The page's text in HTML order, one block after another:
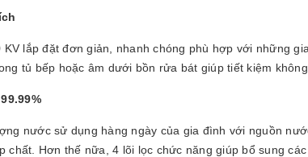
lắp đặt đơn giản, nhanh chóng phù hợp với những
tủ bếp hoặc âm dưới bồn rửa bát giúp tiết kiệm
nước sử dụng hàng ngày của gia đình với nguồn
chất. Hơn thế nữa, 4 lõi lọc chức năng giúp bổ sung